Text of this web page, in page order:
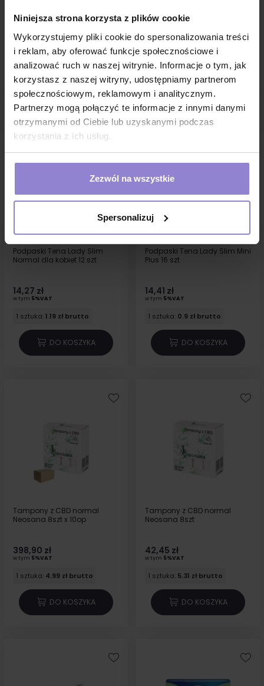
Niniejsza strona korzysta z plików cookie
Wykorzystujemy pliki cookie do spersonalizowania treści
i reklam, aby oferować funkcje społecznościowe i
analizować ruch w naszej witrynie. Informacje o tym, jak
korzystasz z naszej witryny, udostępniamy partnerom
społecznościowym, reklamowym i analitycznym.
Partnerzy mogą połączyć te informacje z innymi danymi
otrzymanymi od Ciebie lub uzyskanymi podczas
korzystania z ich usług.
Zezwól na wszystkie
Spersonalizuj
14,83 zł
w tym5%VAT
1 sztuka:1.48 zł brutto
DO KOSZYKA
w tym5%VAT
1 sztuka:1.05 zł brutto
DO KOSZYKA
Podpaski Tena Lady Slim
Normal dla kobiet 12 szt
14,27 zł
w tym 5%VAT
1 sztuka:1.19 zł brutto
DO KOSZYKA
Podpaski Tena Lady Slim Mini
Plus 16 szt
14,41 zł
w tym 5%VAT
1 sztuka: 0.9 zł brutto
DO KOSZYKA
Tampony z CBD normal
Neosana 8szt x 10op
398,90 zł
w tym 5%VAT
1 sztuka: 4.99 zł brutto
DO KOSZYKA
Tampony z CBD normal
Neosana 8szt
42,45 zł
w tym 5%VAT
1 sztuka: 5.31 zł brutto
DO KOSZYKA